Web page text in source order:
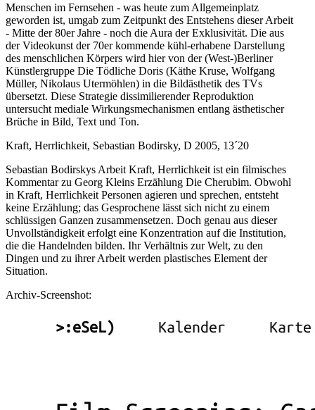
Menschen im Fernsehen - was heute zum Allgemeinplatz
geworden ist, umgab zum Zeitpunkt des Entstehens dieser Arbeit
- Mitte der 80er Jahre - noch die Aura der Exklusivität. Die aus
der Videokunst der 70er kommende kühl-erhabene Darstellung
des menschlichen Körpers wird hier von der (West-)Berliner
Künstlergruppe Die Tödliche Doris (Käthe Kruse, Wolfgang
Müller, Nikolaus Utermöhlen) in die Bildästhetik des TVs
übersetzt. Diese Strategie dissimilierender Reproduktion
untersucht mediale Wirkungsmechanismen entlang ästhetischer
Brüche in Bild, Text und Ton.
Kraft, Herrlichkeit, Sebastian Bodirsky, D 2005, 13´20
Sebastian Bodirskys Arbeit Kraft, Herrlichkeit ist ein filmisches
Kommentar zu Georg Kleins Erzählung Die Cherubim. Obwohl
in Kraft, Herrlichkeit Personen agieren und sprechen, entsteht
keine Erzählung; das Gesprochene lässt sich nicht zu einem
schlüssigen Ganzen zusammensetzen. Doch genau aus dieser
Unvollständigkeit erfolgt eine Konzentration auf die Institution,
die die Handelnden bilden. Ihr Verhältnis zur Welt, zu den
Dingen und zu ihrer Arbeit werden plastisches Element der
Situation.
Archiv-Screenshot: